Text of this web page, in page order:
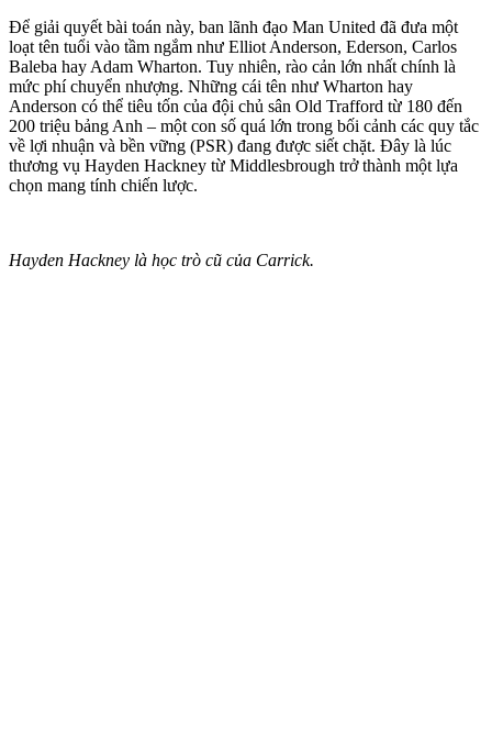
Để giải quyết bài toán này, ban lãnh đạo Man United đã đưa một
loạt tên tuổi vào tầm ngắm như Elliot Anderson, Ederson, Carlos
Baleba hay Adam Wharton. Tuy nhiên, rào cản lớn nhất chính là
mức phí chuyển nhượng. Những cái tên như Wharton hay
Anderson có thể tiêu tốn của đội chủ sân Old Trafford từ 180 đến
200 triệu bảng Anh – một con số quá lớn trong bối cảnh các quy tắc
về lợi nhuận và bền vững (PSR) đang được siết chặt. Đây là lúc
thương vụ Hayden Hackney từ Middlesbrough trở thành một lựa
chọn mang tính chiến lược.
Hayden Hackney là học trò cũ của Carrick.